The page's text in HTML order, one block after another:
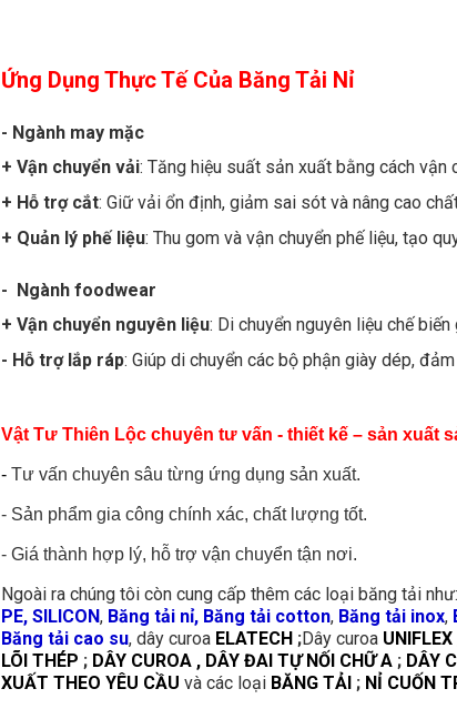
Ứng Dụng Thực Tế Của Băng Tải Nỉ
- Ngành may mặc
+ Vận chuyển vải: Tăng hiệu suất sản xuất bằng cách vận
+ Hỗ trợ cắt: Giữ vải ổn định, giảm sai sót và nâng cao
+ Quản lý phế liệu: Thu gom và vận chuyển phế liệu, tạo
- Ngành foodwear
+ Vận chuyển nguyên liệu: Di chuyển nguyên liệu chế
- Hỗ trợ lắp ráp: Giúp di chuyển các bộ phận giày dép,
Vật Tư Thiên Lộc chuyên tư vấn - thiết kế – sản xuất
- Tư vấn chuyên sâu từng ứng dụng sản xuất.
- Sản phẩm gia công chính xác, chất lượng tốt.
- Giá thành hợp lý, hỗ trợ vận chuyển tận nơi.
Ngoài ra chúng tôi còn cung cấp thêm các loại băng tải như:
PE, SILICON, Băng tải nỉ, Băng tải cotton, Băng tải inox,
Băng tải cao su, dây curoa ELATECH;Dây curoa UNIFLEX
LÕI THÉP ; DÂY CUROA , DÂY ĐAI TỰ NỐI CHỮ A; DÂY
XUẤT THEO YÊU CẦU và các loại BĂNG TẢI; NỈ CUỐN